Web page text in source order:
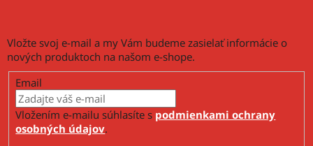
Vložte svoj e-mail a my Vám budeme zasielať informácie o
nových produktoch na našom e-shope.
Email
Vložením e-mailu súhlasíte s podmienkami ochrany
osobných údajov.